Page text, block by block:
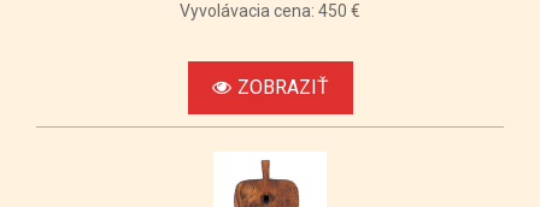
Vyvolávacia cena: 450 €
ZOBRAZIŤ